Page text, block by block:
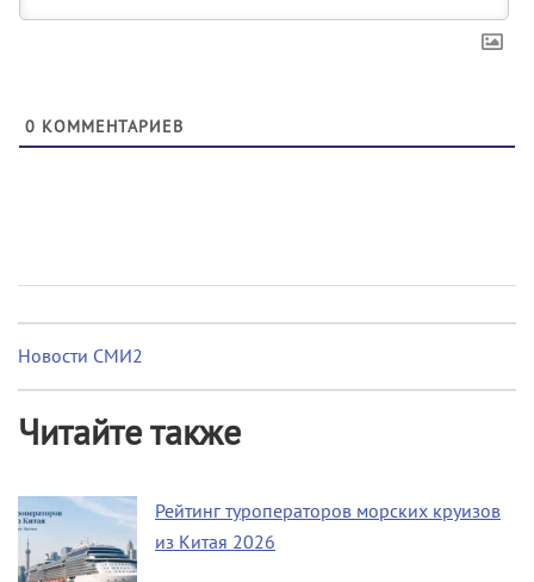
0 КОММЕНТАРИЕВ
Новости СМИ2
Читайте также
Рейтинг туроператоров морских круизов
из Китая 2026